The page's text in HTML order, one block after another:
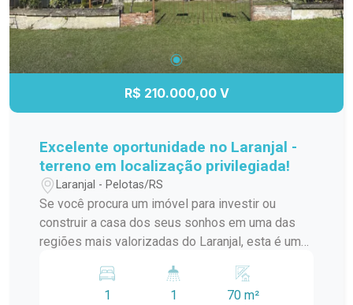
regiões mais valorizadas do bairro Fragata.
Agende uma visita e venha conhecer o seu
próximo lar!
R$ 210.000,00 V
Excelente oportunidade no Laranjal -
terreno em localização privilegiada!
Laranjal - Pelotas/RS
Se você procura um imóvel para investir ou
construir a casa dos seus sonhos em uma das
regiões mais valorizadas do Laranjal, esta é uma
alta, fora de zonas alagadiças, este imóvel está
em uma rua tranquila e com fácil acesso aos
1 1 70 m²